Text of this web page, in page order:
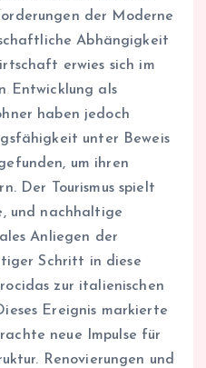
der Moderne
Abhängigkeit
erwies sich im
Entwicklung als
haben jedoch
unter Beweis
um ihren
Der Tourismus spielt
und nachhaltige
Anliegen der
Schritt in diese
zur italienischen
Ereignis markierte
neue Impulse für
Renovierungen und